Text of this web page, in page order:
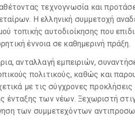
τεχνογνωσία και
Η ελληνική συμμετοχή
τοπικής αυτοδιοίκησης που
έννοια σε καθημερινή πράξη.
ανταλλαγή εμπειριών,
πολιτικούς, καθώς και
με τις σύγχρονες προκλήσεις
ένταξης των νέων. Ξεχωριστή
των συμμετεχόντων